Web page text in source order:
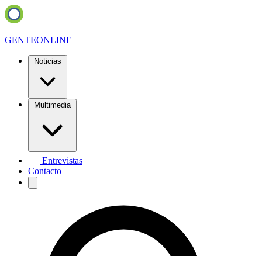
GENTEONLINE
Noticias
Multimedia
Entrevistas
Contacto